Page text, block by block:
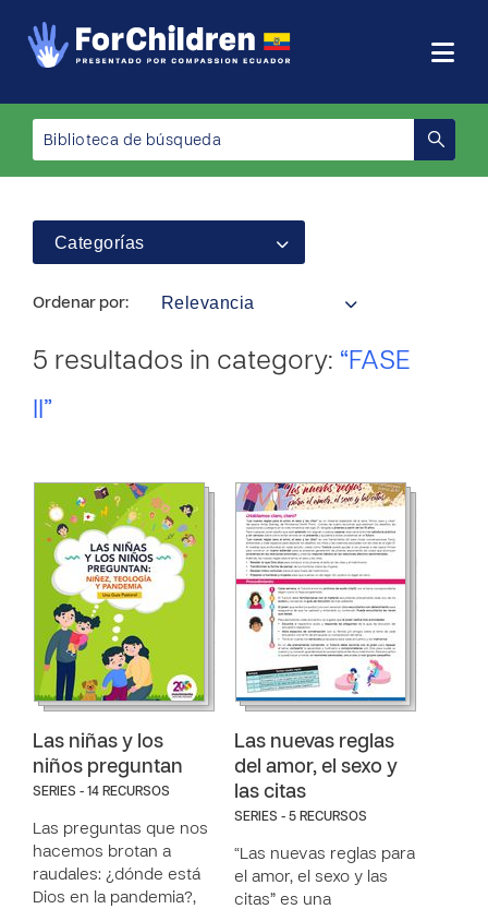
Categorías
Ordenar por: Relevancia
5 resultados in category: “FASE
II”
Las niñas y los
niños preguntan
SERIES - 14 RECURSOS
Las preguntas que nos
hacemos brotan a
raudales: ¿dónde está
Dios en la pandemia?,
Las nuevas reglas
del amor, el sexo y
las citas
SERIES - 5 RECURSOS
“Las nuevas reglas para
el amor, el sexo y las
citas” es una